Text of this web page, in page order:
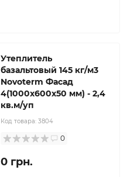
Утеплитель
базальтовый 145 кг/м3
Novoterm Фасад
4(1000x600x50 мм) - 2,4
кв.м/уп
Код товара: 3804
0
0 грн.